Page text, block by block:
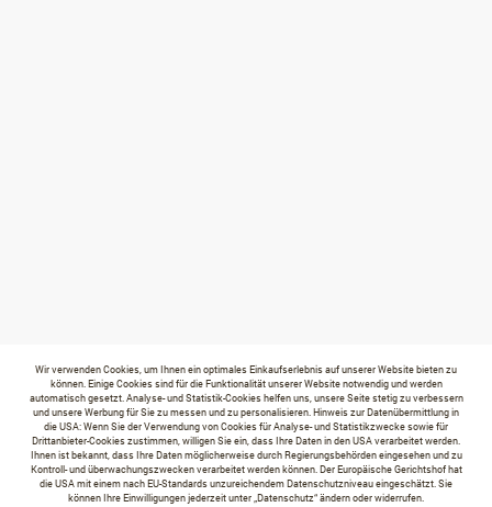
Wir verwenden Cookies, um Ihnen ein optimales Einkaufserlebnis auf unserer Website bieten zu
können. Einige Cookies sind für die Funktionalität unserer Website notwendig und werden
automatisch gesetzt. Analyse- und Statistik-Cookies helfen uns, unsere Seite stetig zu verbessern
und unsere Werbung für Sie zu messen und zu personalisieren. Hinweis zur Datenübermittlung in
die USA: Wenn Sie der Verwendung von Cookies für Analyse- und Statistikzwecke sowie für
Drittanbieter-Cookies zustimmen, willigen Sie ein, dass Ihre Daten in den USA verarbeitet werden.
Ihnen ist bekannt, dass Ihre Daten möglicherweise durch Regierungsbehörden eingesehen und zu
Kontroll- und überwachungszwecken verarbeitet werden können. Der Europäische Gerichtshof hat
die USA mit einem nach EU-Standards unzureichendem Datenschutzniveau eingeschätzt. Sie
können Ihre Einwilligungen jederzeit unter „Datenschutz“ ändern oder widerrufen.